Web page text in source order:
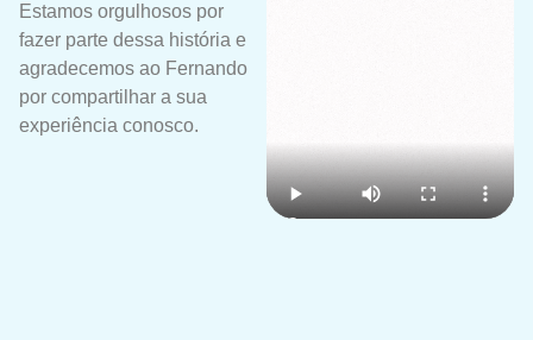
Estamos orgulhosos por
fazer parte dessa história e
agradecemos ao Fernando
por compartilhar a sua
experiência conosco.